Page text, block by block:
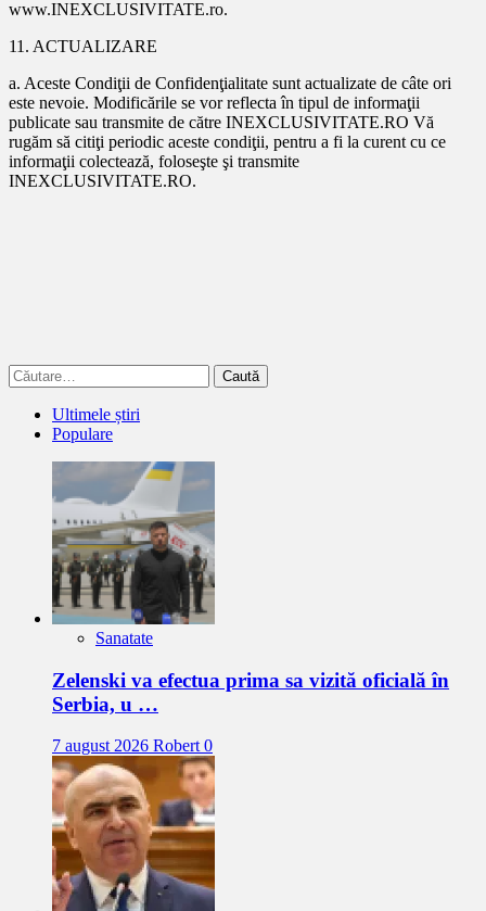
www.INEXCLUSIVITATE.ro.
11. ACTUALIZARE
a. Aceste Condiţii de Confidenţialitate sunt actualizate de câte ori
este nevoie. Modificările se vor reflecta în tipul de informaţii
publicate sau transmite de către INEXCLUSIVITATE.RO Vă
rugăm să citiţi periodic aceste condiţii, pentru a fi la curent cu ce
informaţii colectează, foloseşte şi transmite
INEXCLUSIVITATE.RO.
Caută
după:
Ultimele știri
Populare
Sanatate
Zelenski va efectua prima sa vizită oficială în
Serbia, u …
7 august 2026 Robert 0